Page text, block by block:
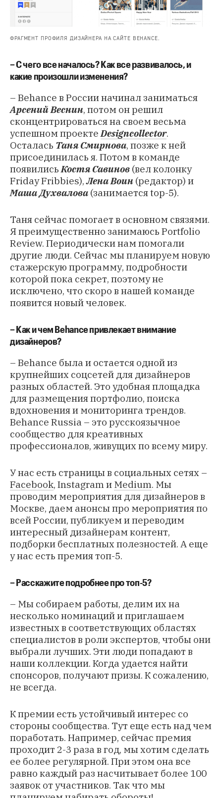
ФРАГМЕНТ ПРОФИЛЯ ДИЗАЙНЕРА НА САЙТЕ BEHANCE.
– С чего все началось? Как все развивалось, и
какие произошли изменения?
– Behance в России начинал заниматься
Арсений Веснин, потом он решил
сконцентрироваться на своем весьма
успешном проекте Designcollector.
Осталась Таня Смирнова, позже к ней
присоединилась я. Потом в команде
появились Костя Савинов (вел колонку
Friday Fribbies),Лена Воин (редактор) и
Маша Духвалова (занимается top-5).
Таня сейчас помогает в основном связями.
Я преимущественно занимаюсь Portfolio
Review. Периодически нам помогали
другие люди. Сейчас мы планируем новую
стажерскую программу, подробности
которой пока секрет, поэтому не
исключено, что скоро в нашей команде
появится новый человек.
– Как и чем Behance привлекает внимание
дизайнеров?
– Behance была и остается одной из
крупнейших соцсетей для дизайнеров
разных областей. Это удобная площадка
для размещения портфолио, поиска
вдохновения и мониторинга трендов.
Behance Russia – это русскоязычное
сообщество для креативных
профессионалов, живущих по всему миру.
У нас есть страницы в социальных сетях –
Facebook, Instagram и Medium. Мы
проводим мероприятия для дизайнеров в
Москве, даем анонсы про мероприятия по
всей России, публикуем и переводим
интересный дизайнерам контент,
подборки бесплатных полезностей. А еще
у нас есть премия топ-5.
– Расскажите подробнее про топ-5?
– Мы собираем работы, делим их на
несколько номинаций и приглашаем
известных в соответствующих областях
специалистов в роли экспертов, чтобы они
выбрали лучших. Эти люди попадают в
наши коллекции. Когда удается найти
спонсоров, получают призы. К сожалению,
не всегда.
К премии есть устойчивый интерес со
стороны сообщества. Тут еще есть над чем
поработать. Например, сейчас премия
проходит 2-3 раза в год, мы хотим сделать
ее более регулярной. При этом она все
равно каждый раз насчитывает более 100
заявок от участников. Так что мы